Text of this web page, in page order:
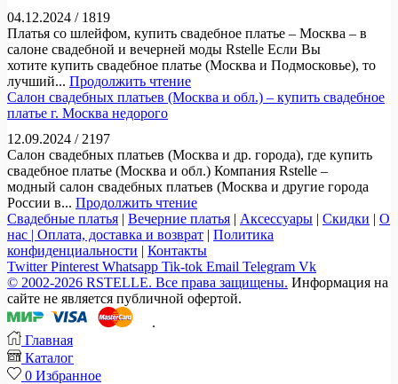
04.12.2024 / 1819
Платья со шлейфом, купить свадебное платье – Москва – в
салоне свадебной и вечерней моды Rstelle Если Вы
хотите купить свадебное платье (Москва и Подмосковье), то
лучший... Продолжить чтение
Салон свадебных платьев (Москва и обл.) – купить свадебное
платье г. Москва недорого
12.09.2024 / 2197
Салон свадебных платьев (Москва и др. города), где купить
свадебное платье (Москва и обл.) Компания Rstelle –
модный салон свадебных платьев (Москва и другие города
России в... Продолжить чтение
Свадебные платья | Вечерние платья | Аксессуары | Скидки | О
нас | Оплата, доставка и возврат | Политика
конфиденциальности | Контакты
Twitter Pinterest Whatsapp Tik-tok Email Telegram Vk
© 2002-2026 RSTELLE. Все права защищены. Информация на
сайте не является публичной офертой.
.
Главная
Каталог
0 Избранное